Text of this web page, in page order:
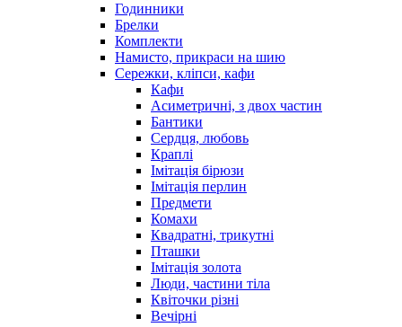
Годинники
Брелки
Комплекти
Намисто, прикраси на шию
Сережки, кліпси, кафи
Кафи
Асиметричні, з двох частин
Бантики
Сердця, любовь
Краплі
Імітація бірюзи
Імітація перлин
Предмети
Комахи
Квадратні, трикутні
Пташки
Імітація золота
Люди, частини тіла
Квіточки різні
Вечірні